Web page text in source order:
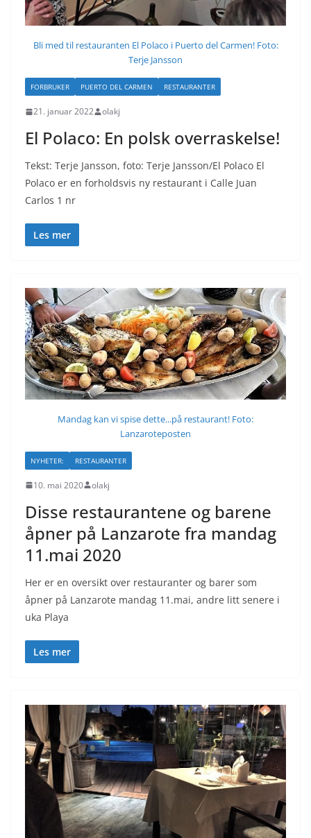
Bli med til restauranten El Polaco i Puerto del Carmen! Foto:
Terje Jansson
FORBRUKER PUERTO DEL CARMEN RESTAURANTER
21. januar 2022 olakj
El Polaco: En polsk overraskelse!
Tekst: Terje Jansson, foto: Terje Jansson/El Polaco El
Polaco er en forholdsvis ny restaurant i Calle Juan
Carlos 1 nr
Les mer
Mandag kan vi spise dette...på restaurant! Foto:
Lanzaroteposten
NYHETER: RESTAURANTER
10. mai 2020 olakj
Disse restaurantene og barene
åpner på Lanzarote fra mandag
11.mai 2020
Her er en oversikt over restauranter og barer som
åpner på Lanzarote mandag 11.mai, andre litt senere i
uka Playa
Les mer